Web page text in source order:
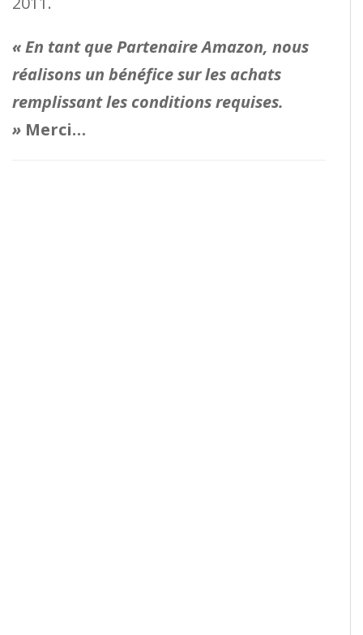
« En tant que Partenaire Amazon, nous
réalisons un bénéfice sur les achats
remplissant les conditions requises.
» Merci…